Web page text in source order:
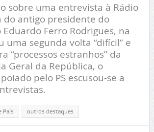
sobre uma entrevista à Rádio
do antigo presidente do
Ferro Rodrigues, na
uma segunda volta “difícil” e
“processos estranhos” da
Geral da República, o
pelo PS escusou-se a
País outros destaques